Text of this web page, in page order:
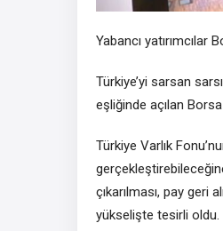
Yabancı
Türkiye’yi sarsan
eşliğinde açılan
Türkiye Varlık
çıkarılması, pay geri
yükselişte tesirli oldu.